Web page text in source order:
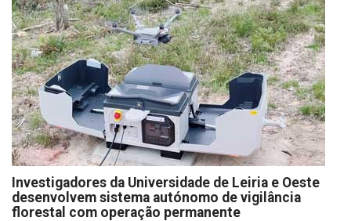
Investigadores da Universidade de Leiria e Oeste
desenvolvem sistema autónomo de vigilância
florestal com operação permanente